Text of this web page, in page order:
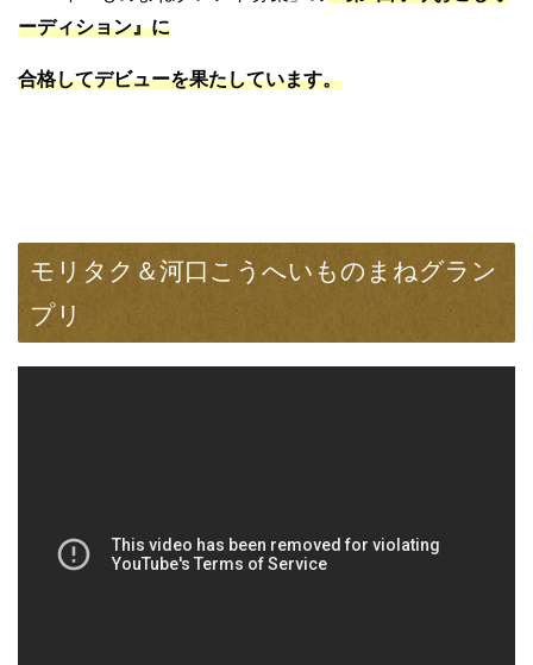
ーディション』に
合格してデビューを果たしています。
モリタク＆河口こうへいものまねグラン
プリ